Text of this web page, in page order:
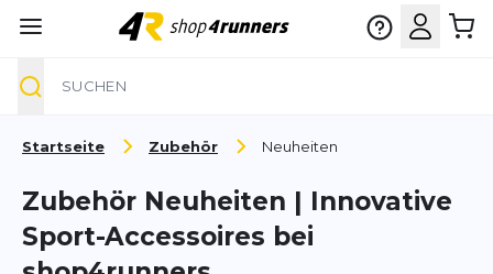
Startseite Zubehör Neuheiten
Zubehör Neuheiten | Innovative
Sport-Accessoires bei